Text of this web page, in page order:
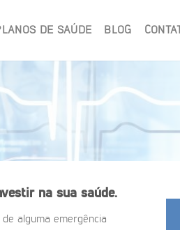
DE SAÚDE BLOG
na sua saúde.
alguma emergência